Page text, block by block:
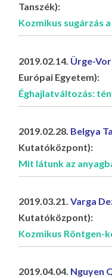
Tanszék):
Kozmikus sugárzás
2019.02.14. Ürge-
Európai Egyetem):
Éghajlatváltozás:
2019.02.28. Belgya
Kutatóközpont):
Mit látunk az
2019.03.21.Varga
Kutatóközpont):
Kozmikus Röntgen-
2019.04.04. Nguyen